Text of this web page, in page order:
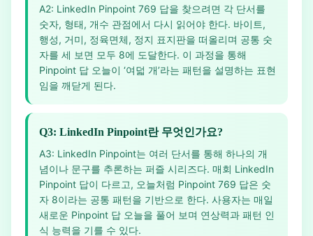
A2: LinkedIn Pinpoint 769 답을 찾으려면 각 단서를
숫자, 형태, 개수 관점에서 다시 읽어야 한다. 바이트,
행성, 거미, 정육면체, 정지 표지판을 떠올리며 공통 숫
자를 세 보면 모두 8에 도달한다. 이 과정을 통해
Pinpoint 답 오늘이 ‘여덟 개’라는 패턴을 설명하는 표현
임을 깨닫게 된다.
Q3: LinkedIn Pinpoint란 무엇인가요?
A3: LinkedIn Pinpoint는 여러 단서를 통해 하나의 개
념이나 문구를 추론하는 퍼즐 시리즈다. 매회 LinkedIn
Pinpoint 답이 다르고, 오늘처럼 Pinpoint 769 답은 숫
자 8이라는 공통 패턴을 기반으로 한다. 사용자는 매일
새로운 Pinpoint 답 오늘을 풀어 보며 연상력과 패턴 인
식 능력을 기를 수 있다.